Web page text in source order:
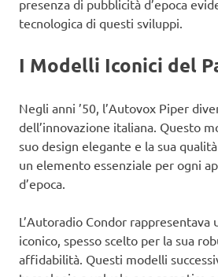
presenza di pubblicità d’epoca
tecnologica di questi sviluppi.
I Modelli Iconici del
Negli anni ’50, l’Autovox Piper
dell’innovazione italiana. Questo
suo design elegante e la sua
un elemento essenziale per ogni
d’epoca.
L’Autoradio Condor
iconico, spesso scelto per la sua
affidabilità. Questi modelli